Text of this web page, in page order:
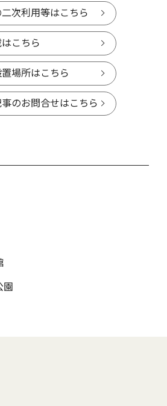
次利用等はこちら
こちら
場所はこちら
のお問合せはこちら
園